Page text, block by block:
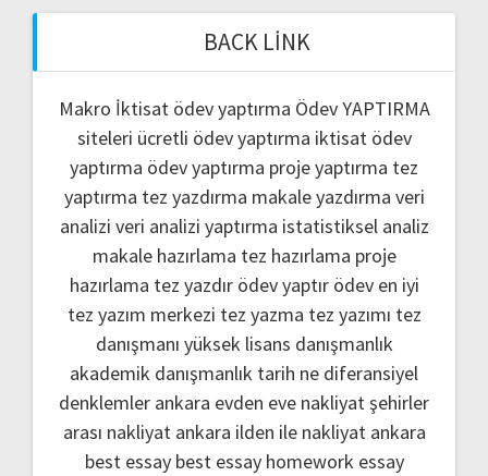
BACK LINK
Makro İktisat ödev yaptırma Ödev YAPTIRMA
siteleri ücretli ödev yaptırma iktisat ödev
yaptırma ödev yaptırma proje yaptırma tez
yaptırma tez yazdırma makale yazdırma veri
analizi veri analizi yaptırma istatistiksel analiz
makale hazırlama tez hazırlama proje
hazırlama tez yazdır ödev yaptır ödev en iyi
tez yazım merkezi tez yazma tez yazımı tez
danışmanı yüksek lisans danışmanlık
akademik danışmanlık tarih ne diferansiyel
denklemler ankara evden eve nakliyatşehirler
arası nakliyat ankara ilden ile nakliyat ankara
best essay best essay homework essay